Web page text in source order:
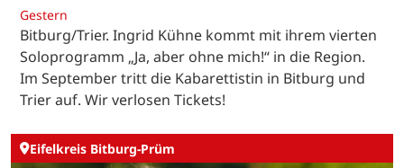
Gestern
Bitburg/Trier. Ingrid Kühne kommt mit ihrem vierten
Soloprogramm „Ja, aber ohne mich!“ in die Region.
Im September tritt die Kabarettistin in Bitburg und
Trier auf. Wir verlosen Tickets!
Eifelkreis Bitburg-Prüm